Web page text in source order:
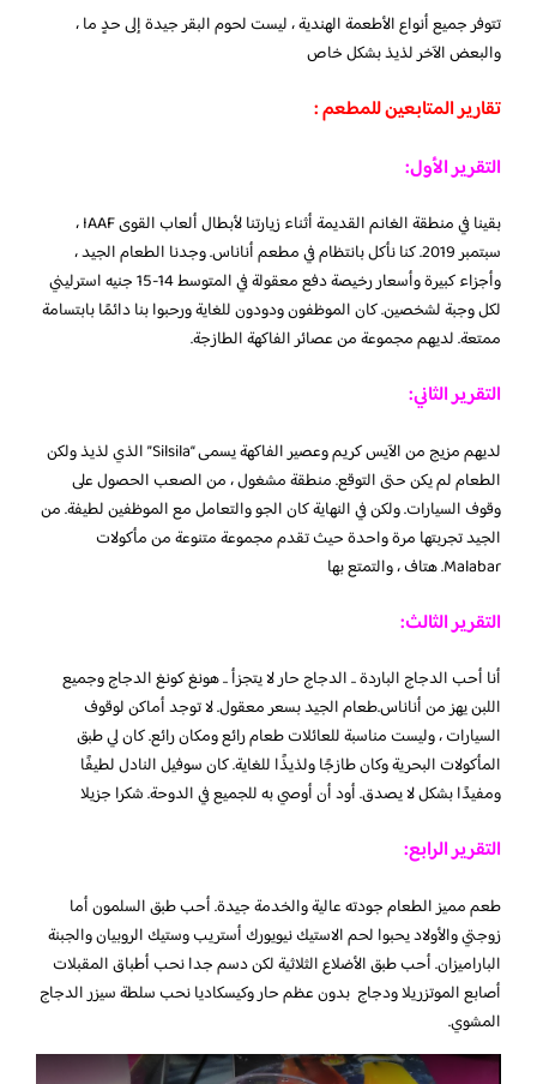
تتوفر جميع أنواع الأطعمة الهندية ، ليست لحوم البقر جيدة إلى حدٍ ما ،
والبعض الآخر لذيذ بشكل خاص
تقارير المتابعين للمطعم :
التقرير الأول:
بقينا في منطقة الغانم القديمة أثناء زيارتنا لأبطال ألعاب القوى IAAF ،
سبتمبر 2019. كنا نأكل بانتظام في مطعم أناناس. وجدنا الطعام الجيد ،
وأجزاء كبيرة وأسعار رخيصة دفع معقولة في المتوسط ​​14-15 جنيه استرليني
لكل وجبة لشخصين. كان الموظفون ودودون للغاية ورحبوا بنا دائمًا بابتسامة
ممتعة. لديهم مجموعة من عصائر الفاكهة الطازجة.
التقرير الثاني:
لديهم مزيج من الآيس كريم وعصير الفاكهة يسمى “Silsila” الذي لذيذ ولكن
الطعام لم يكن حتى التوقع. منطقة مشغول ، من الصعب الحصول على
وقوف السيارات. ولكن في النهاية كان الجو والتعامل مع الموظفين لطيفة. من
الجيد تجربتها مرة واحدة حيث تقدم مجموعة متنوعة من مأكولات
Malabar. هتاف ، والتمتع بها
التقرير الثالث:
أنا أحب الدجاج الباردة .. الدجاج حار لا يتجزأ .. هونغ كونغ الدجاج وجميع
اللبن يهز من أناناس.طعام الجيد بسعر معقول. لا توجد أماكن لوقوف
السيارات ، وليست مناسبة للعائلات طعام رائع ومكان رائع. كان لي طبق
المأكولات البحرية وكان طازجًا ولذيذًا للغاية. كان سوفيل النادل لطيفًا
ومفيدًا بشكل لا يصدق. أود أن أوصي به للجميع في الدوحة. شكرا جزيلا
التقرير الرابع:
طعم مميز الطعام جودته عالية والخدمة جيدة. أحب طبق السلمون أما
زوجتي والأولاد يحبوا لحم الاستيك نيويورك أستريب وستيك الروبيان والجبنة
الباراميزان. أحب طبق الأضلاع الثلاثية لكن دسم جدا نحب أطباق المقبلات
أصابع الموتزريلا ودجاج بدون عظم حار وكيسكاديا نحب سلطة سيزر الدجاج
المشوي.